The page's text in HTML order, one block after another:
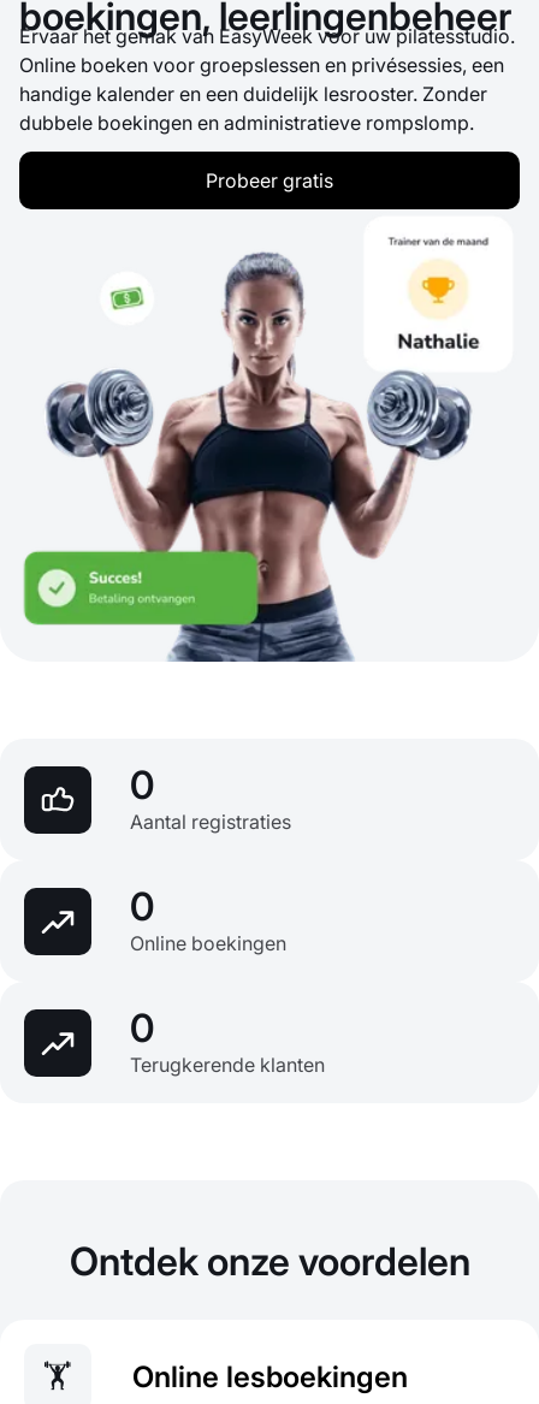
boekingen, leerlingenbeheer
Ervaar het gemak van EasyWeek voor uw pilatesstudio.
Online boeken voor groepslessen en privésessies, een
handige kalender en een duidelijk lesrooster. Zonder
dubbele boekingen en administratieve rompslomp.
Probeer gratis
0
Aantal registraties
0
Online boekingen
0
Terugkerende klanten
Ontdek onze voordelen
🏋️ Online lesboekingen